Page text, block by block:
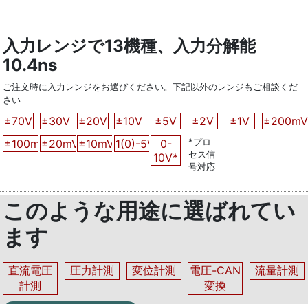
入力レンジで13機種、入力分解能
10.4ns
ご注文時に入力レンジをお選びください。下記以外のレンジもご相談くだ
さい
±70V ±30V ±20V ±10V ±5V ±2V ±1V
±200mV
±100mV±20mV±10mV 1(0)-5V* 0-
10V*
*プロ
セス信
号対応
このような用途に選ばれてい
ます
直流電圧
計測
圧力計測 変位計測
電圧-CAN
変換
流量計測